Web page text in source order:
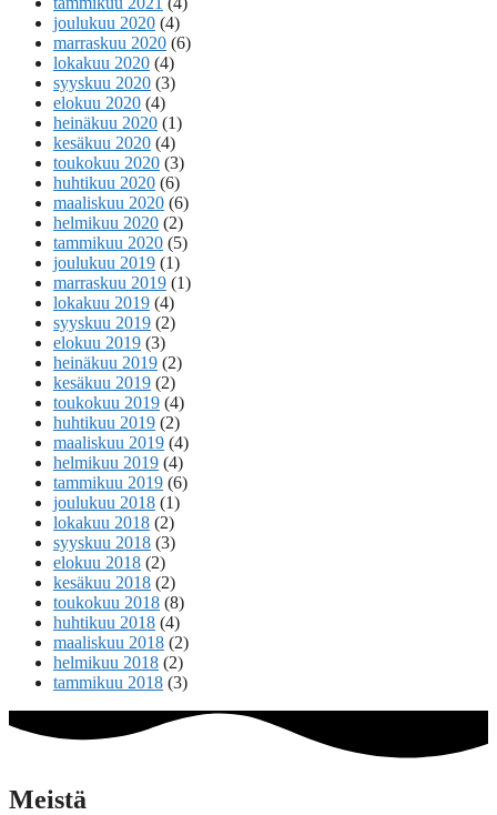
joulukuu 2020 (4)
marraskuu 2020 (6)
lokakuu 2020 (4)
syyskuu 2020 (3)
elokuu 2020 (4)
heinäkuu 2020 (1)
kesäkuu 2020 (4)
toukokuu 2020 (3)
huhtikuu 2020 (6)
maaliskuu 2020 (6)
helmikuu 2020 (2)
tammikuu 2020 (5)
joulukuu 2019 (1)
marraskuu 2019 (1)
lokakuu 2019 (4)
syyskuu 2019 (2)
elokuu 2019 (3)
heinäkuu 2019 (2)
kesäkuu 2019 (2)
toukokuu 2019 (4)
huhtikuu 2019 (2)
maaliskuu 2019 (4)
helmikuu 2019 (4)
tammikuu 2019 (6)
joulukuu 2018 (1)
lokakuu 2018 (2)
syyskuu 2018 (3)
elokuu 2018 (2)
kesäkuu 2018 (2)
toukokuu 2018 (8)
huhtikuu 2018 (4)
maaliskuu 2018 (2)
helmikuu 2018 (2)
tammikuu 2018 (3)
Meistä